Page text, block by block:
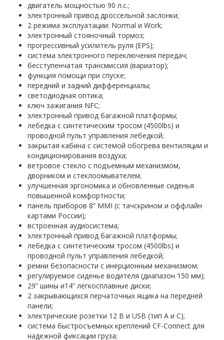
двигатель мощностью 90 л.с.;
электронный привод дроссельной заслонки;
2 режима эксплуатации: Normal и Work;
электронный стояночный тормоз;
прогрессивный усилитель руля (EPS);
система электронного переключения передач;
бесступенчатая трансмиссия (вариатор);
функция помощи при спуске;
передний и задний дифференциалы;
светодиодная оптика;
ключ зажигания NFC;
электронный привод багажной платформы;
лебедка с синтетическим тросом (4500lbs) и
проводной пульт управления лебедкой;
закрытая кабина с системой обогрева вентиляции и
кондиционирования воздуха;
ветровое стекло с подъемным механизмом,
дворником и стеклоомывателем;
улучшенная эргономика и обновленные сиденья
повышенной комфортности;
панель приборов 8” MMI (с тачскрином и оффлайн
картами России);
встроенная аудиосистема;
электронный привод багажной платформы;
лебедка с синтетическим тросом (4500lbs) и
проводной пульт управления лебедкой;
ремни безопасности с инерционным механизмом;
регулируемое сиденье водителя (диапазон 150 мм);
29” шины и14” легкосплавные диски;
2 закрывающихся перчаточных ящика на передней
панели;
электрические розетки 12 В и USB (тип А и С);
система быстросъемных креплений CF-Connect для
надежной фиксации груза;